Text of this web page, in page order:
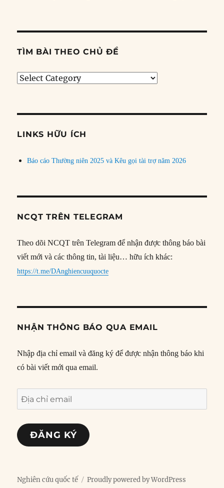
TÌM BÀI THEO CHỦ ĐỀ
Tìm
đề
LINKS HỮU ÍCH
Báo cáo Thường niên 2025 và Kêu gọi tài trợ năm 2026
NCQT TRÊN TELEGRAM
Theo dõi NCQT trên Telegram để nhận được thông báo bài
viết mới và các thông tin, tài liệu… hữu ích khác:
https://t.me/DAnghiencuuquocte
NHẬN THÔNG BÁO QUA EMAIL
Nhập địa chỉ email và đăng ký để được nhận thông báo khi
có bài viết mới qua email.
Địa
chỉ
email
ĐĂNG KÝ
Nghiên cứu quốc tế Proudly powered by WordPress